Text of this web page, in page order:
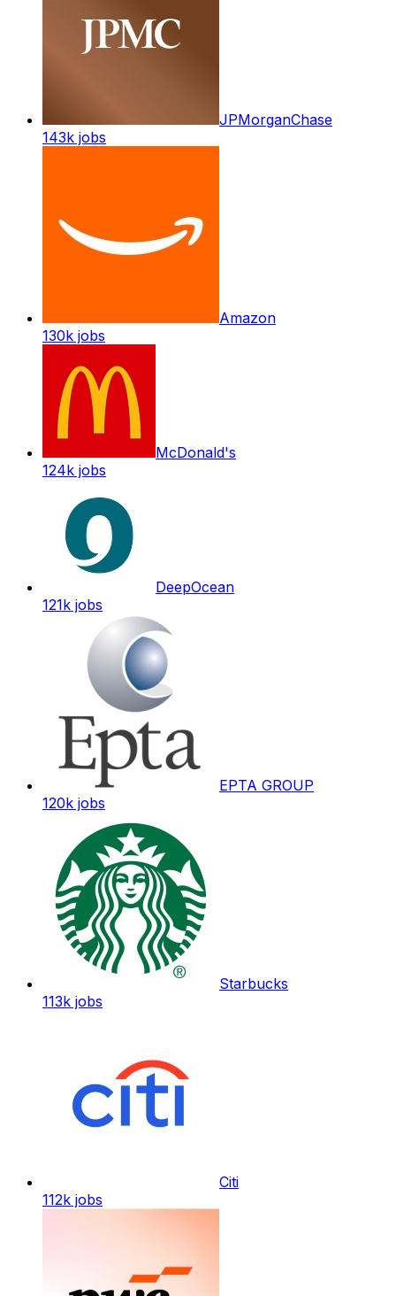
JPMorganChase
143k jobs
Amazon
130k jobs
McDonald's
124k jobs
DeepOcean
121k jobs
EPTA GROUP
120k jobs
Starbucks
113k jobs
Citi
112k jobs